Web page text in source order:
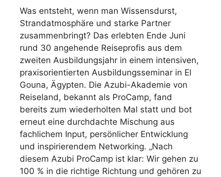
Was entsteht, wenn man Wissensdurst,
Strandatmosphäre und starke Partner
zusammenbringt? Das erlebten Ende Juni
rund 30 angehende Reiseprofis aus dem
zweiten Ausbildungsjahr in einem intensiven,
praxisorientierten Ausbildungsseminar in El
Gouna, Ägypten. Die Azubi-Akademie von
Reiseland, bekannt als ProCamp, fand
bereits zum wiederholten Mal statt und bot
erneut eine durchdachte Mischung aus
fachlichem Input, persönlicher Entwicklung
und inspirierendem Networking. „Nach
diesem Azubi ProCamp ist klar: Wir gehen zu
100 % in die richtige Richtung und gehören zu